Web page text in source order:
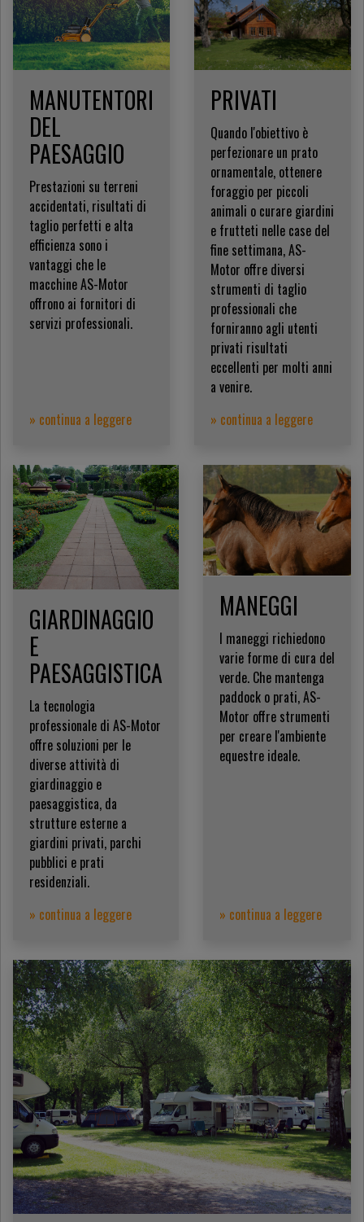
MANUTENTORI
DEL
PAESAGGIO
Prestazioni su terreni
accidentati, risultati di
taglio perfetti e alta
efficienza sono i
vantaggi che le
macchine AS-Motor
offrono ai fornitori di
servizi professionali.
» continua a leggere
PRIVATI
Quando l'obiettivo è
perfezionare un prato
ornamentale, ottenere
foraggio per piccoli
animali o curare giardini
e frutteti nelle case del
fine settimana, AS-
Motor offre diversi
strumenti di taglio
professionali che
forniranno agli utenti
privati risultati
eccellenti per molti anni
a venire.
» continua a leggere
GIARDINAGGIO
E
PAESAGGISTICA
La tecnologia
professionale di AS-Motor
offre soluzioni per le
diverse attività di
giardinaggio e
paesaggistica, da
strutture esterne a
giardini privati, parchi
pubblici e prati
residenziali.
» continua a leggere
MANEGGI
I maneggi richiedono
varie forme di cura del
verde. Che mantenga
paddock o prati, AS-
Motor offre strumenti
per creare l'ambiente
equestre ideale.
» continua a leggere